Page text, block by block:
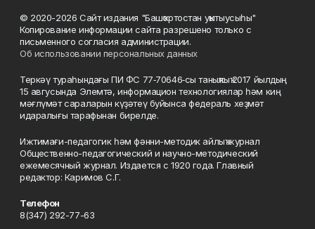
© 2020-2026 Сайт издания "Башҡортостан уҡытыусыһы"
Копирование информации сайта разрешено только с
письменного согласия администрации.
Об использовании персональных данных
Теркәү тураһындағы ПИ ФС 77‑70646‑сы таныҡлыҡ 2017 йылдың
15 авгусында Элемтә, информацион технологиялар һәм киң
мәғлүмәт сараларын күҙәтеү буйынса федераль хеҙмәт
идаралығы тарафынан бирелде.
Ижтимағи-педагогик һәм фәнни-методик айлыҡ журнал
Общественно-педагогический и научно-методический
ежемесячный журнал. Издается с 1920 года. Главный
редактор: Каримов С.Г.
Телефон
8(347) 292-77-63